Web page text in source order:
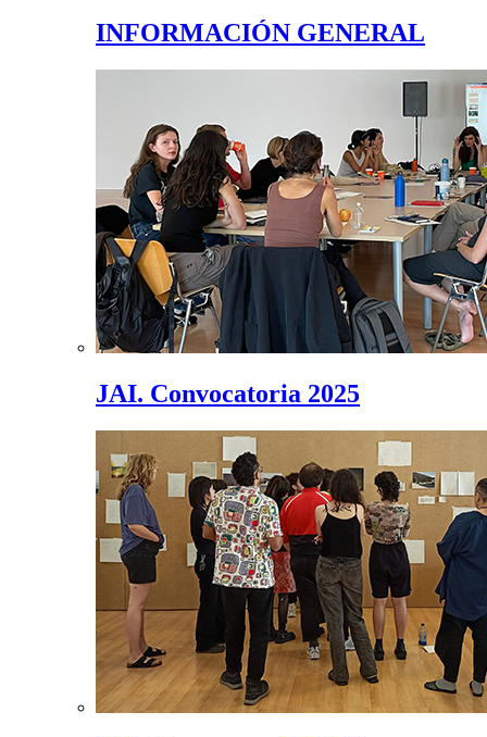
INFORMACIÓN GENERAL
JAI. Convocatoria 2025